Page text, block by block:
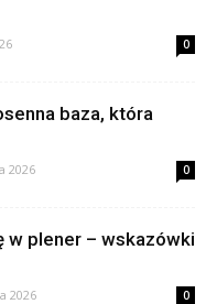
0
baza, która
2026 0
w plener – wskazówki
2026 0